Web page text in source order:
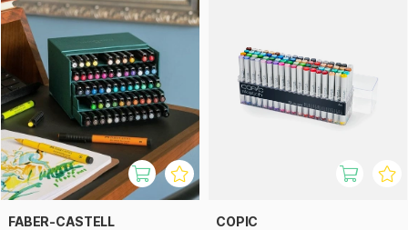
FABER-CASTELL COPIC